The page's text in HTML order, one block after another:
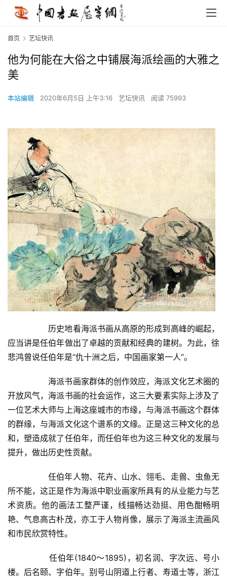
首页 艺坛快讯
他为何能在大俗之中铺展海派绘画的大雅之
美
本站编辑 2020年6月5日 上午3:16 艺坛快讯 阅读 75993
应当讲是任伯年做出了卓越的贡献和经典的建树。为此，徐
悲鸿曾说任伯年是“仇十洲之后，中国画家第一人”。
开放风气，海派书画的社会运作，这三大要素实际上涉及了
一位艺术大师与上海这座城市的市缘，与海派书画这个群体
的群缘，与海派文化这个谱系的文缘。正是这三种文化的总
和，塑造成就了任伯年，而任伯年也为这三种文化的发展与
提升，做出历史性贡献。
所不能，这正是作为海派中职业画家所具有的从业能力与艺
术资质。他的画法工整严谨，线描畅达劲挺、用色酣畅明
艳、气息高古朴茂，亦工于人物肖像，展示了海派主流画风
和市民欣赏特性。
楼。后名颐、字伯年。别号山阴道上行者、寿道士等，浙江